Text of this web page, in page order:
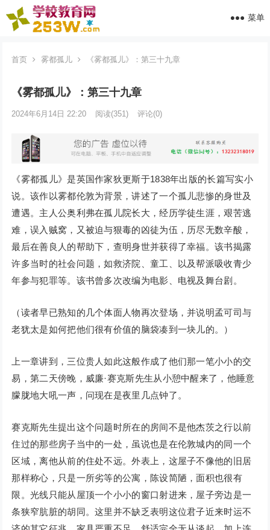
菜单
首页 雾都孤儿 《雾都孤儿》：第三十九章
《雾都孤儿》：第三十九章
2024年6月14日 22:20 阅读(351) 评论(0)
《雾都孤儿》是英国作家狄更斯于1838年出版的长篇写实小
说。该作以雾都伦敦为背景，讲述了一个孤儿悲惨的身世及
遭遇。主人公奥利弗在孤儿院长大，经历学徒生涯，艰苦逃
难，误入贼窝，又被迫与狠毒的凶徒为伍，历尽无数辛酸，
最后在善良人的帮助下，查明身世并获得了幸福。该书揭露
许多当时的社会问题，如救济院、童工、以及帮派吸收青少
年参与犯罪等。该书曾多次改编为电影、电视及舞台剧。
（读者早已熟知的几个体面人物再次登场，并说明孟可司与
老犹太是如何把他们很有价值的脑袋凑到一块儿的。）
上一章讲到，三位贵人如此这般作成了他们那一笔小小的交
易，第二天傍晚，威廉·赛克斯先生从小憩中醒来了，他睡意
朦胧地大吼一声，问现在是夜里几点钟了。
赛克斯先生提出这个问题时所在的房间不是他杰茨之行以前
住过的那些房子当中的一处，虽说也是在伦敦城内的同一个
区域，离他从前的住处不远。外表上，这屋子不像他的旧居
那样称心，只是一所劣等的公寓，陈设简陋，面积也很有
限。光线只能从屋顶一个小小的窗口射进来，屋子旁边是一
条狭窄肮脏的胡同。这里并不缺乏表明这位君子近来时运不